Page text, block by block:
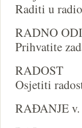
Raditi u
RADNO
Prihvatite
RADOST
Osjetiti
RAĐANJE v.